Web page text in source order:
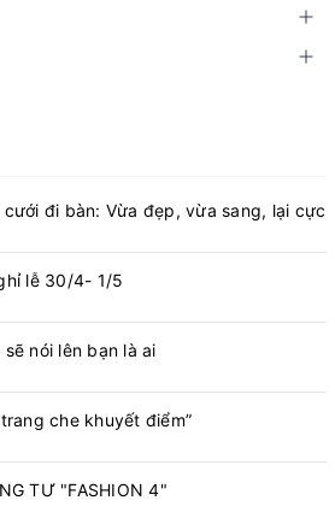
đi bàn: Vừa đẹp, vừa sang, lại cực
lễ 30/4- 1/5
nói lên bạn là ai
che khuyết điểm”
TƯ "FASHION 4"